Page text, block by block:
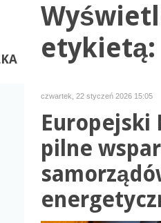
etykietą:
czwartek, 22 styczeń 2026 15:05
Europejski
pilne